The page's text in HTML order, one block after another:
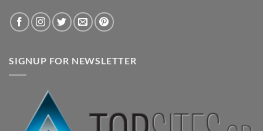
SIGNUP FOR NEWSLETTER